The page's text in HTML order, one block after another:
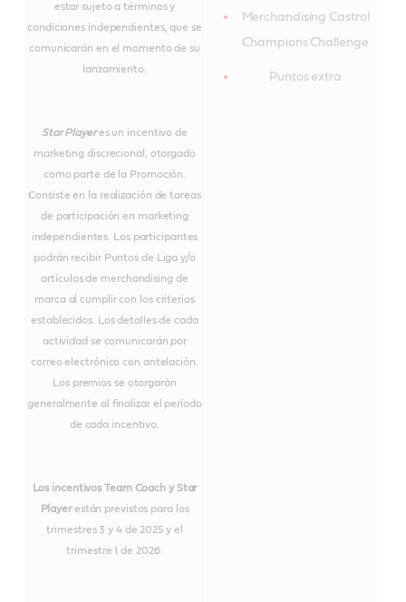
estar sujeto a términos y
condiciones independientes, que se
comunicarán en el momento de su
lanzamiento.
Star Player es un incentivo de
marketing discrecional, otorgado
como parte de la Promoción.
Consiste en la realización de tareas
de participación en marketing
independientes. Los participantes
podrán recibir Puntos de Liga y/o
artículos de merchandising de
marca al cumplir con los criterios
establecidos. Los detalles de cada
actividad se comunicarán por
correo electrónico con antelación.
Los premios se otorgarán
generalmente al finalizar el período
de cada incentivo.
Los incentivos Team Coach y Star
Playerestán previstos para los
trimestres 3 y 4 de 2025 y el
trimestre 1 de 2026.
Merchandising Castrol
Champions Challenge
Puntos extra